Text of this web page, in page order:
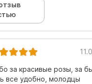
за красивые розы, за
все удобно, молодцы